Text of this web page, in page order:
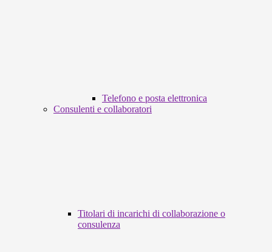
Telefono e posta elettronica
Consulenti e collaboratori
Titolari di incarichi di collaborazione o
consulenza